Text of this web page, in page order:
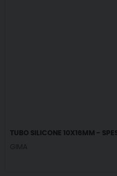
TUBO SILICONE 10X16MM -
GIMA